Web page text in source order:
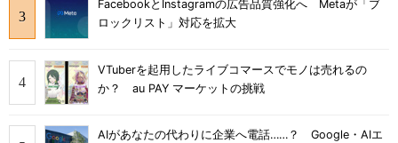
FacebookとInstagramの広告品質強化へ Metaが「ブ
ロックリスト」対応を拡大
VTuberを起用したライブコマースでモノは売れるの
か？ au PAY マーケットの挑戦
AIがあなたの代わりに企業へ電話……？ Google・AIエ